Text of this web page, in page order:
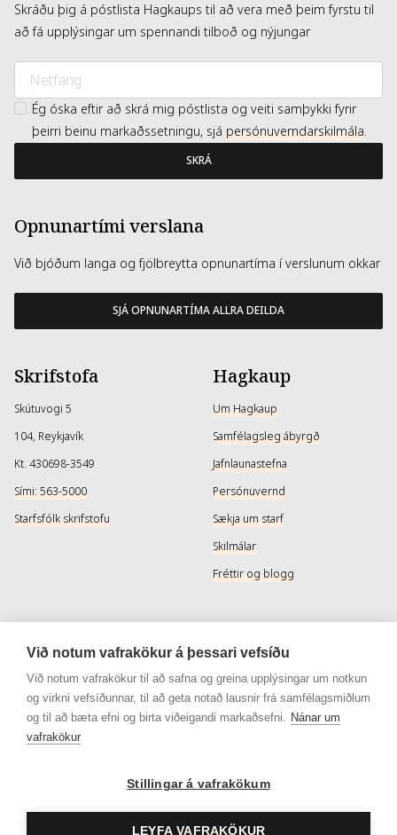
Skráðu þig á póstlista Hagkaups til að vera með þeim fyrstu til
að fá upplýsingar um spennandi tilboð og nýjungar
Ég óska eftir að skrá mig póstlista og veiti samþykki fyrir
þeirri beinu markaðssetningu, sjá persónuverndarskilmála.
SKRÁ
Opnunartími verslana
Við bjóðum langa og fjölbreytta opnunartíma í verslunum okkar
SJÁ OPNUNARTÍMA ALLRA DEILDA
Skrifstofa
Skútuvogi 5
104, Reykjavík
Kt. 430698-3549
Sími: 563-5000
Starfsfólk skrifstofu
Hagkaup
Um Hagkaup
Samfélagsleg ábyrgð
Jafnlaunastefna
Persónuvernd
Sækja um starf
Skilmálar
Fréttir og blogg
Þjónusta
Afhendingarmöguleikar
Skilareglur
Algengar spurningar
Gjafakort
Samfélagsmiðlar
Instagram
Instagram - Snyrtivara
Við notum vafrakökur á þessari vefsíðu
Við notum vafrakökur til að safna og greina upplýsingar um notkun
og virkni vefsíðunnar, til að geta notað lausnir frá samfélagsmiðlum
og til að bæta efni og birta viðeigandi markaðsefni. Nánar um
vafrakökur
Stillingar á vafrakökum
LEYFA VAFRAKÖKUR